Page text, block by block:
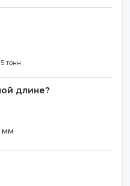
тонн
длине?
мм